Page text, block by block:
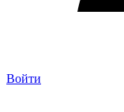
Войти